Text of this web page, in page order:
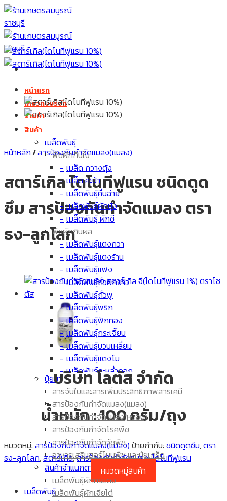
Skip
to
content
หน้าแรก
เกี่ยวกับบริษัท
ร้านค้า
สินค้า
เมล็ดพันธุ์
พืชผักกินใบ
เมล็ด กวางตุ้ง
เมล็ด คะน้า
เมล็ดพันธุ์คื่นฉ่าย
เมล็ดพันธุ์ผักบุ้ง
เมล็ดพันธุ์ ผักชี
พืชผักกินผล
เมล็ดพันธุ์แตงกวา
เมล็ดพันธุ์แตงร้าน
เมล็ดพันธุ์แฟง
เมล็ดพันธุ์ถั่วฝักยาว
เมล็ดพันธุ์ถั่วพู
เมล็ดพันธุ์พริก
เมล็ดพันธุ์ฟักทอง
เมล็ดพันธุ์กระเจี๊ยบ
เมล็ดพันธุ์บวบเหลี่ยม
เมล็ดพันธุ์แตงโม
เมล็ดพันธุ์กะหล่ำดอก
เมล็ดพันธุ์มะเขือเทศ
เมล็ดพันธุ์ผักกาด
เมล็ดพันธุ์มะเขือยาว
เมล็ด ข้าวโพด
เมล็ดพันธุ์มะระขี้นก
เมล็ดพันธุ์มะระ
เมล็ดพันธุ์มะละกอ
เมล็ดพันธุ์มะเขือเปราะ
เมล็ด กะหล่ำปลี
ปุ๋ยยา
สารจับใบและสารเพิ่มประสิทธิภาพสารเคมี
สารป้องกันกำจัดแมลง(แมลง)
สารป้องกันกำจัดแมลง(หนอน)
สารป้องกันกำจัดโรคพืช
สารป้องกันกำจัดวัชพืช
อาหารเสริมฮอร์โมนพืช และปุ๋ยเกร็ด
สินค้าจำแนกตามประเภท
เมล็ดพันธุ์ผักศรแดง
เมล็ดพันธุ์ผักเจียไต๋
หน้าหลัก/สารป้องกันกำจัดแมลง(แมลง)
สตาร์เกิล ไดโนทีฟูแรน ชนิดดูด
ซึม สารป้องกันกำจัดแมลง ตรา
ธง-ลูกโลก
บริษัท โลตัส จำกัด
น้ำหนัก : 100 กรัม/ถุง
หมวดหมู่: สารป้องกันกำจัดแมลง(แมลง) ป้ายกำกับ: ชนิดดูดซึม,ตรา
ธง-ลูกโลก,สตาร์เกิล,สารป้องกันกำจัดแมลง,ไดโนทีฟูแรน
หมวดหมู่สินค้า
เมล็ดพันธุ์